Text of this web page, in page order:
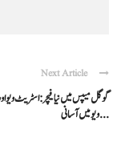
Next Article
گوگل میپس میں نیا فیچر: اسٹریٹ ویو
ویو میں آسانی ...